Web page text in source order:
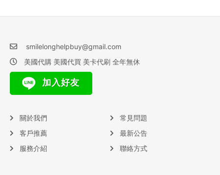
smilelonghelpbuy@gmail.com
美國代購 美國代買 美卡代刷 全年無休
加入好友
關於我們
客戶推薦
服務介紹
常見問題
最新公告
聯絡方式